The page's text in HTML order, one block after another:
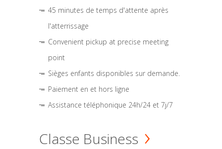
45 minutes de temps d'attente après
l'atterrissage
Convenient pickup at precise meeting
point
Sièges enfants disponibles sur demande.
Paiement en et hors ligne
Assistance téléphonique 24h/24 et 7j/7
Classe Business